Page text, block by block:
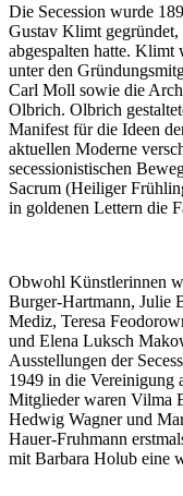
Die Secession wurde
Gustav Klimt
abgespalten hatte. Klimt
unter den
Carl Moll sowie die
Olbrich. Olbrich
Manifest für die Ideen
aktuellen Moderne
secessionistischen
Sacrum (Heiliger
in goldenen Lettern die
Obwohl Künstlerinnen
Burger-Hartmann, Julie
Mediz, Teresa
und Elena Luksch
Ausstellungen der
1949 in die Vereinigung
Mitglieder waren Vilma
Hedwig Wagner und
Hauer-Fruhmann
mit Barbara Holub eine